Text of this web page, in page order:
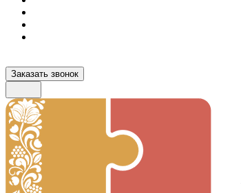
Заказать звонок